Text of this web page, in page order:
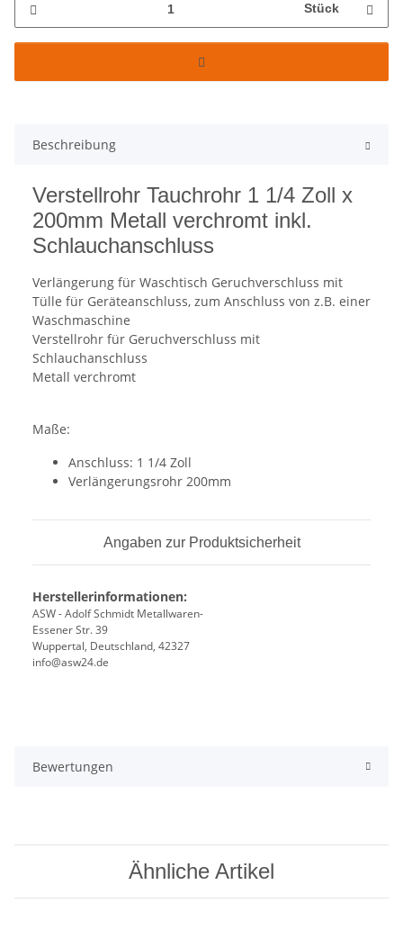
Stück
Beschreibung
Verstellrohr Tauchrohr 1 1/4 Zoll x
200mm Metall verchromt inkl.
Schlauchanschluss
Verlängerung für Waschtisch Geruchverschluss mit
Tülle für Geräteanschluss, zum Anschluss von z.B. einer
Waschmaschine
Verstellrohr für Geruchverschluss mit
Schlauchanschluss
Metall verchromt
Maße:
Anschluss: 1 1/4 Zoll
Verlängerungsrohr 200mm
Angaben zur Produktsicherheit
Herstellerinformationen:
ASW - Adolf Schmidt Metallwaren-
Essener Str. 39
Wuppertal, Deutschland, 42327
info@asw24.de
Bewertungen
Ähnliche Artikel